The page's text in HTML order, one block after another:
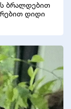
ბრალდებით
დიდი